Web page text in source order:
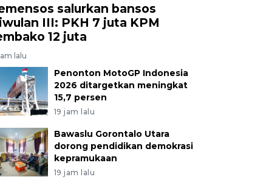
salurkan bansos
III: PKH 7 juta KPM
12 juta
lalu
Penonton MotoGP Indonesia
2026 ditargetkan meningkat
15,7 persen
19 jam lalu
Bawaslu Gorontalo Utara
dorong pendidikan demokrasi
kepramukaan
19 jam lalu